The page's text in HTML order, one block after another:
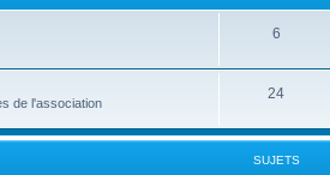
6
de l'association
24
SUJETS